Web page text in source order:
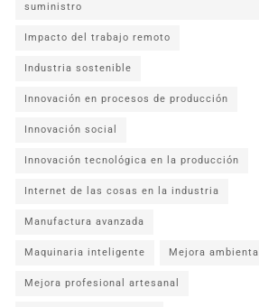
suministro
Impacto del trabajo remoto
Industria sostenible
Innovación en procesos de producción
Innovación social
Innovación tecnológica en la producción
Internet de las cosas en la industria
Manufactura avanzada
Maquinaria inteligente Mejora ambiental
Mejora profesional artesanal